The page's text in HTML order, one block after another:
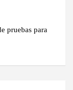
pruebas para